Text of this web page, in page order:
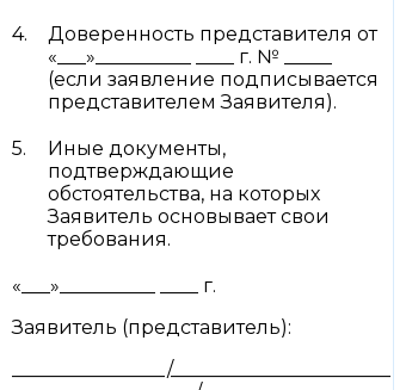
Доверенность представителя от
«___»__________ ____ г. № _____
(если заявление подписывается
представителем Заявителя).
Иные документы,
подтверждающие
обстоятельства, на которых
Заявитель основывает свои
требования.
«___»__________ ____ г.
Заявитель (представитель):
________________/_______________________